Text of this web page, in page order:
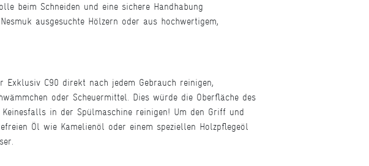
beim Schneiden und eine sichere Handhabung
ausgesuchte Hölzern oder aus hochwertigem,
C90 direkt nach jedem Gebrauch reinigen,
oder Scheuermittel. Dies würde die Oberfläche des
in der Spülmaschine reinigen! Um den Griff und
Öl wie Kamelienöl oder einem speziellen Holzpflegeöl